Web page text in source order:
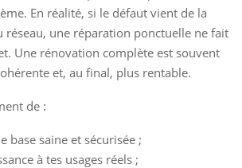
En réalité, si le défaut vient de la
réseau, une réparation ponctuelle ne fait
Une rénovation complète est souvent
et, au final, plus rentable.
de :
base saine et sécurisée ;
à tes usages réels ;